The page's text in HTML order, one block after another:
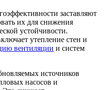
заставляют
их для снижения
устойчивости.
утепление стен и
вентиляции и систем
источников
насосов и